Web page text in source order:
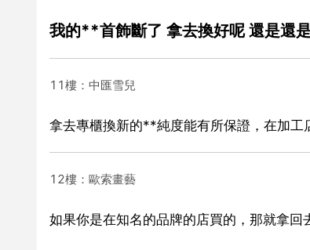
我的**首飾斷了 拿去換好呢 還是還
11樓：中匯雪兒
拿去專櫃換新的**純度能有所保證，在加工
12樓：歐索畫藝
如果你是在知名的品牌的店買的，那就拿